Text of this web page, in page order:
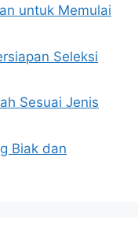
untuk Memulai
Seleksi
Sesuai Jenis
Biak dan